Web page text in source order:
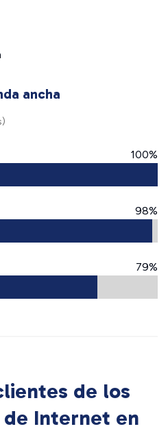
ancha
100%
98%
79%
de los
Internet en